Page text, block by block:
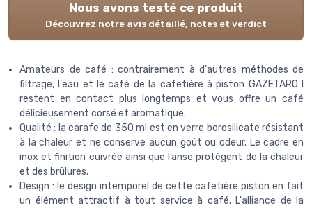
Nous avons testé ce produit
Découvrez notre avis détaillé, notes et verdict
Amateurs de café : contrairement à d'autres méthodes de
filtrage, l'eau et le café de la cafetière à piston GAZETARO I
restent en contact plus longtemps et vous offre un café
délicieusement corsé et aromatique.
Qualité : la carafe de 350 ml est en verre borosilicate résistant
à la chaleur et ne conserve aucun goût ou odeur. Le cadre en
inox et finition cuivrée ainsi que l’anse protègent de la chaleur
et des brûlures.
Design : le design intemporel de cette cafetière piston en fait
un élément attractif à tout service à café. L'alliance de la